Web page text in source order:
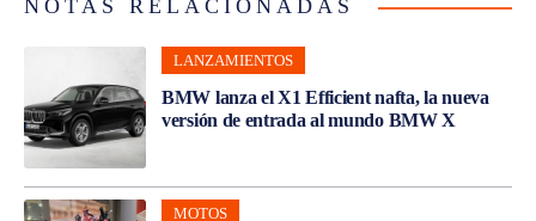
NOTAS RELACIONADAS
LANZAMIENTOS
BMW lanza el X1 Efficient nafta, la nueva
versión de entrada al mundo BMW X
MOTOS